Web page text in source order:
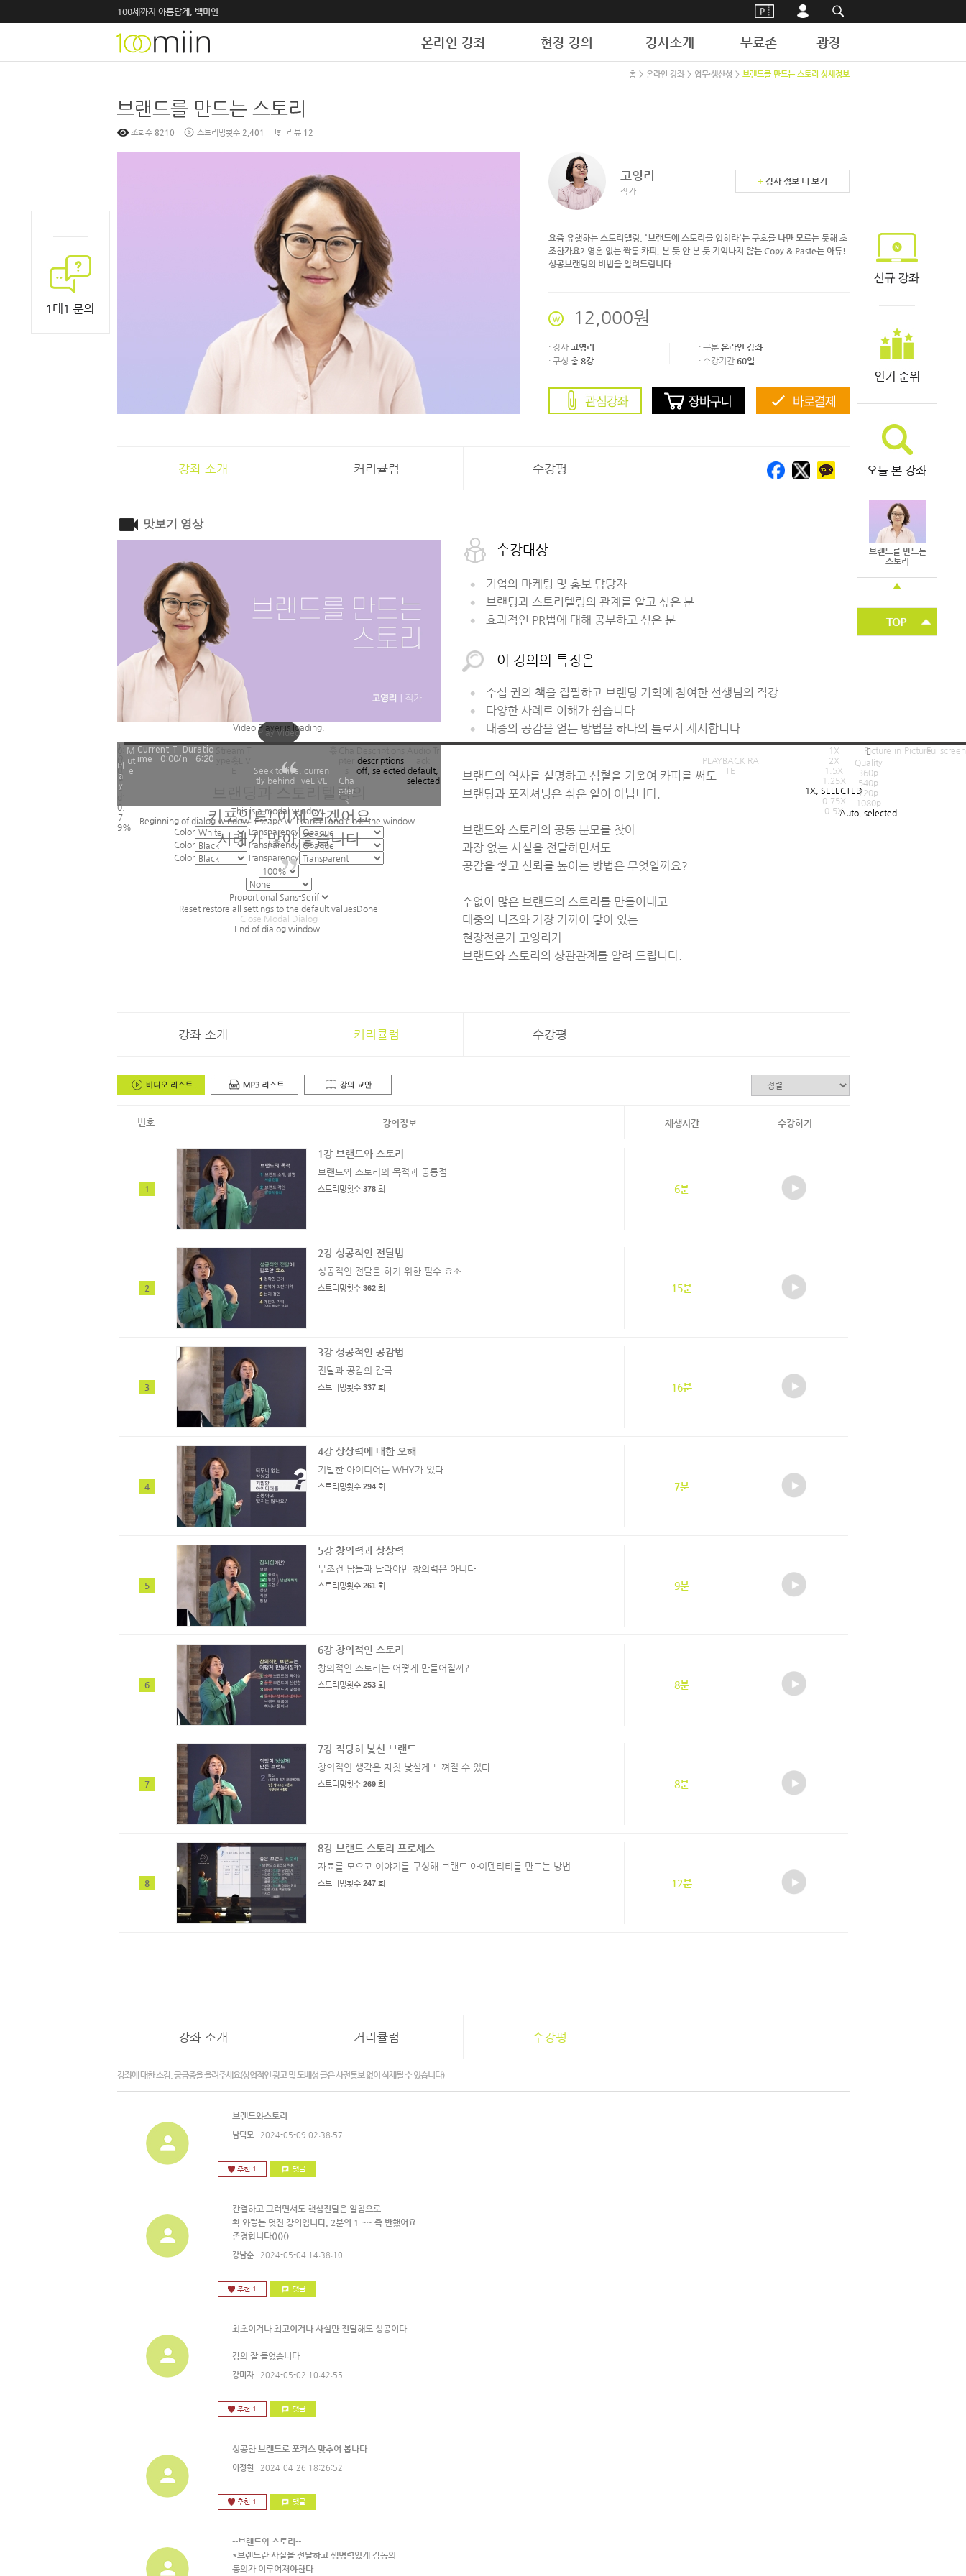
브랜드를 만드는
스토리
▲
100세까지 아름답게, 백미인
온라인 강좌 현장 강의 강사소개 무료존 광장
홈 > 온라인 강좌 > 업무·생산성 > 브랜드를 만드는 스토리 상세정보
조회수 8210 스트리밍횟수 2,401 리뷰 12
고영리
작가
+ 강사 정보 더 보기
요즘 유행하는 스토리텔링, '브랜드에 스토리를 입히라'는 구호를 나만 모르는 듯해 초
조한가요? 영혼 없는 짝퉁 카피, 본 듯 안 본 듯 기억나지 않는 Copy & Paste는 아듀!
성공브랜딩의 비법을 알려드립니다
12,000원
· 강사 고영리 · 구분 온라인 강좌
· 구성 총 8강 · 수강기간 60일
강좌 소개 커리큘럼 수강평
맛보기 영상
Video Player is loading.
Play Video
Pl
a
y
M
ut
e
Current T
ime혻
0:00/
Duratio
n혻 6:20
a
d
e
0.
7
9%
0
0
Seek to live, curren
tly behind liveLIVE
1X
PLAYBACK RA
TE
2X
1.5X
1.25X
1X , SELECTED
0.75X
0.5X
Cha
pter
s
descriptions
off, selected default
selected
Quality
360p
540p
720p
1080p
Auto , selected
Picture-in-PictureFullscreen
This is a modal window.
Beginning of dialog window. Escape will cancel and close the window.
Color
Transparency
Color
Transparency
Color
Transparency
Reset restore all settings to the default valuesDone
Close Modal Dialog
End of dialog window.
브랜딩과 스토리텔링의
키포인트! 이제 알겠어요
사례가 많아 좋습니다
수강대상
기업의 마케팅 및 홍보 담당자
브랜딩과 스토리텔링의 관계를 알고 싶은 분
효과적인 PR법에 대해 공부하고 싶은 분
이 강의의 특징은
수십 권의 책을 집필하고 브랜딩 기획에 참여한 선생님의 직강
다양한 사례로 이해가 쉽습니다
대중의 공감을 얻는 방법을 하나의 틀로서 제시합니다
브랜드의 역사를 설명하고 심혈을 기울여 카피를 써도
브랜딩과 포지셔닝은 쉬운 일이 아닙니다.
브랜드와 스토리의 공통 분모를 찾아
과장 없는 사실을 전달하면서도
공감을 쌓고 신뢰를 높이는 방법은 무엇일까요?
수없이 많은 브랜드의 스토리를 만들어내고
대중의 니즈와 가장 가까이 닿아 있는
현장전문가 고영리가
브랜드와 스토리의 상관관계를 알려 드립니다.
강좌 소개 커리큘럼 수강평
번호 강의정보 재생시간 수강하기
1
1강 브랜드와 스토리
브랜드와 스토리의 목적과 공통점
스트리밍횟수 378회 6분
2
2강 성공적인 전달법
성공적인 전달을 하기 위한 필수 요소
스트리밍횟수 362회 15분
3
3강 성공적인 공감법
전달과 공감의 간극
스트리밍횟수 337회 16분
4
4강 상상력에 대한 오해
기발한 아이디어는 WHY가 있다
스트리밍횟수 294회 7분
5
5강 창의력과 상상력
무조건 남들과 달라야만 창의력은 아니다
스트리밍횟수 261회 9분
6
6강 창의적인 스토리
창의적인 스토리는 어떻게 만들어질까?
스트리밍횟수 253회 8분
7
7강 적당히 낯선 브랜드
창의적인 생각은 자칫 낯설게 느껴질 수 있다
스트리밍횟수 269회 8분
8
8강 브랜드 스토리 프로세스
자료를 모으고 이야기를 구성해 브랜드 아이덴티티를 만드는 방법
스트리밍횟수 247회 12분
강좌 소개 커리큘럼 수강평
강좌에 대한 소감, 궁금증을 올려주세요(상업적인 광고 및 도배성 글은 사전통보 없이 삭제될 수 있습니다)
브랜드와스토리
남덕모| 2024-05-09 02:38:57
추천 1 댓글
간결하고 그러면서도 핵심전달은 일침으로
확 와닿는 멋진 강의입니다. 2분의 1 ~~ 즉 반했어요
존경합니다()()()
강남순| 2024-05-04 14:38:10
추천 1 댓글
최초이거나 최고이거나 사실만 전달해도 성공이다
강의 잘 들었습니다
강미자| 2024-05-02 10:42:55
추천 1 댓글
성공한 브랜드로 포커스 맞추어 봅나다
이정현 | 2024-04-26 18:26:52
추천 1 댓글
--브랜드와 스토리--
*브랜드란 사실을 전달하고 생명력있게 감동의
동의가 이루어져야한다